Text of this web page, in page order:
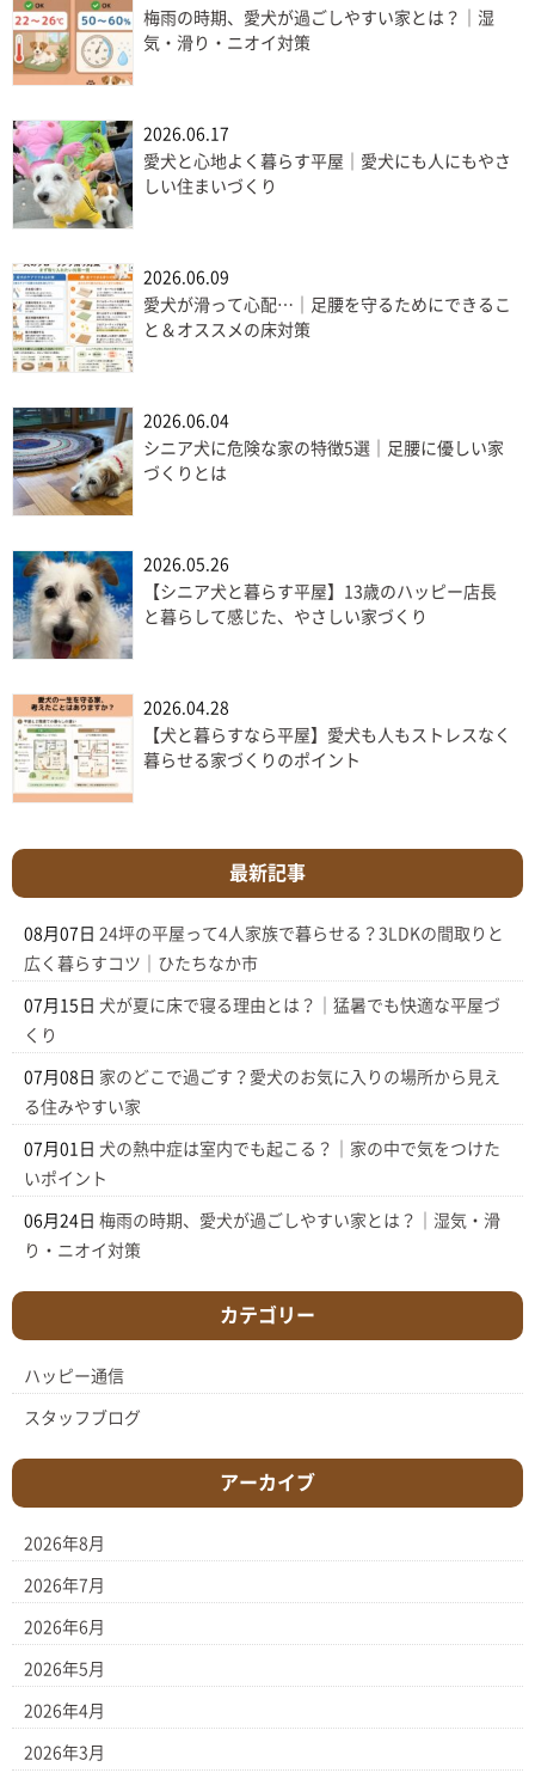
梅雨の時期、愛犬が過ごしやすい家とは？｜湿
気・滑り・ニオイ対策
2026.06.17
愛犬と心地よく暮らす平屋｜愛犬にも人にもやさ
しい住まいづくり
2026.06.09
愛犬が滑って心配…｜足腰を守るためにできるこ
と＆オススメの床対策
2026.06.04
シニア犬に危険な家の特徴5選｜足腰に優しい家
づくりとは
2026.05.26
【シニア犬と暮らす平屋】13歳のハッピー店長
と暮らして感じた、やさしい家づくり
2026.04.28
【犬と暮らすなら平屋】愛犬も人もストレスなく
暮らせる家づくりのポイント
最新記事
08月07日 24坪の平屋って4人家族で暮らせる？3LDKの間取りと
広く暮らすコツ｜ひたちなか市
07月15日 犬が夏に床で寝る理由とは？｜猛暑でも快適な平屋づ
くり
07月08日 家のどこで過ごす？愛犬のお気に入りの場所から見え
る住みやすい家
07月01日 犬の熱中症は室内でも起こる？｜家の中で気をつけた
いポイント
06月24日 梅雨の時期、愛犬が過ごしやすい家とは？｜湿気・滑
り・ニオイ対策
カテゴリー
ハッピー通信
スタッフブログ
アーカイブ
2026年8月
2026年7月
2026年6月
2026年5月
2026年4月
2026年3月